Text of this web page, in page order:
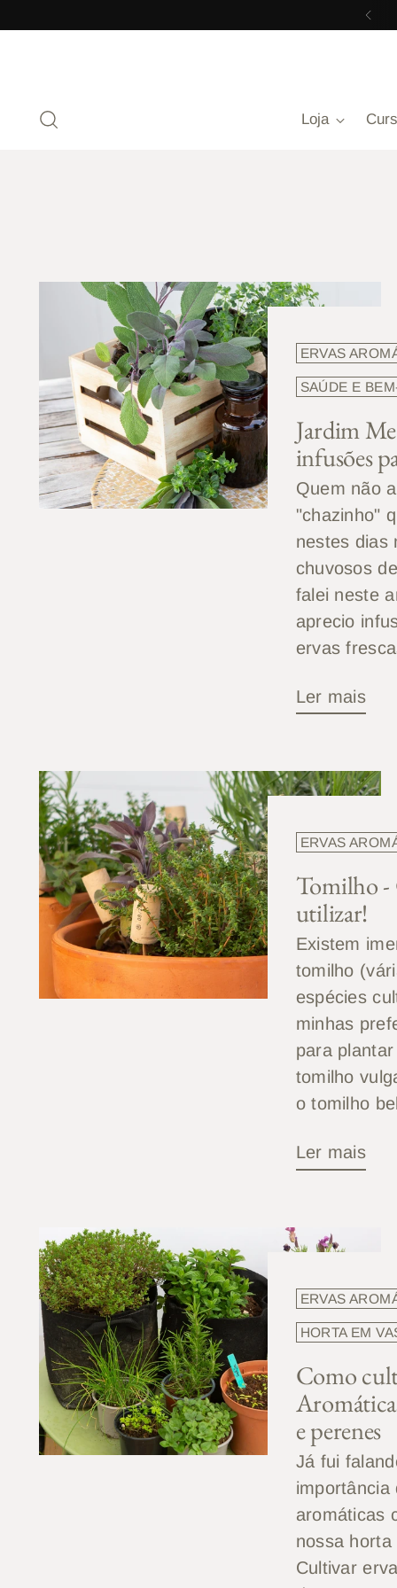
Loja
ERVAS
SAÚDE E
Jardim
infusões
Quem não
"chazinho"
nestes dias
chuvosos
falei neste
aprecio
ervas
Ler mais
ERVAS
Tomilho -
utilizar!
Existem
tomilho
espécies
minhas
para
tomilho
o tomilho
Ler mais
ERVAS
HORTA EM
Como
e perenes
Já fui
importância
aromáticas
nossa
Cultivar